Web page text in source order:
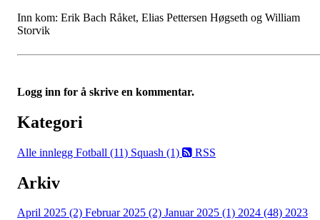
Inn kom: Erik Bach Råket, Elias Pettersen Høgseth og William
Storvik
Logg inn for å skrive en kommentar.
Kategori
Alle innlegg Fotball (11) Squash (1) RSS
Arkiv
April 2025 (2) Februar 2025 (2) Januar 2025 (1) 2024 (48) 2023